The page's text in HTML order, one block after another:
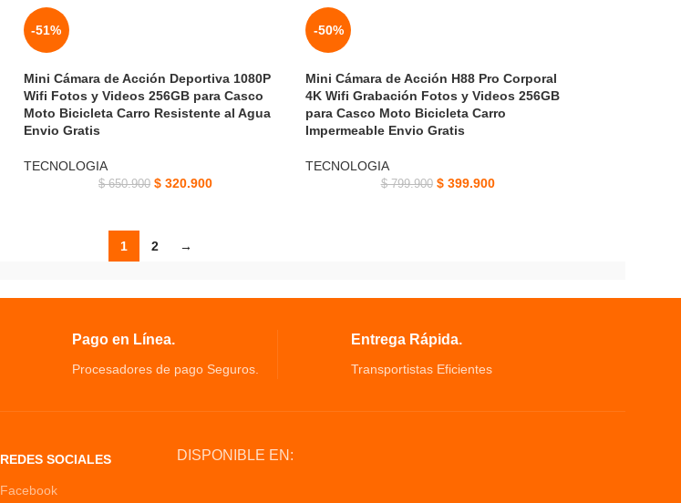
-51%
Mini Cámara de Acción Deportiva 1080P
Wifi Fotos y Videos 256GB para Casco
Moto Bicicleta Carro Resistente al Agua
Envio Gratis
TECNOLOGIA
$650.900 $320.900
-50%
Mini Cámara de Acción H88 Pro Corporal
4K Wifi Grabación Fotos y Videos 256GB
para Casco Moto Bicicleta Carro
Impermeable Envio Gratis
TECNOLOGIA
$799.900 $399.900
1 2 →
Pago en Línea.
Procesadores de pago Seguros.
Entrega Rápida.
Transportistas Eficientes
REDES SOCIALES
Facebook
DISPONIBLE EN: